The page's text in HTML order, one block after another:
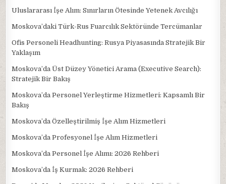
Uluslararası İşe Alım: Sınırların Ötesinde Yetenek Avcılığı
Moskova’daki Türk-Rus Fuarcılık Sektöründe Tercümanlar
Ofis Personeli Headhunting: Rusya Piyasasında Stratejik Bir
Yaklaşım
Moskova’da Üst Düzey Yönetici Arama (Executive Search):
Stratejik Bir Bakış
Moskova’da Personel Yerleştirme Hizmetleri: Kapsamlı Bir
Bakış
Moskova’da Özelleştirilmiş İşe Alım Hizmetleri
Moskova’da Profesyonel İşe Alım Hizmetleri
Moskova’da Personel İşe Alımı: 2026 Rehberi
Moskova’da İş Kurmak: 2026 Rehberi